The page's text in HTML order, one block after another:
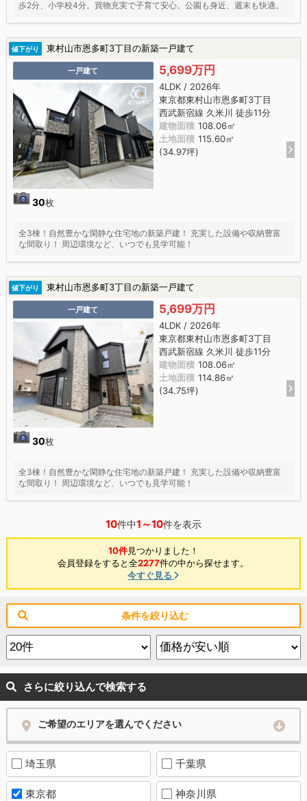
歩2分、小学校4分。買物充実で子育て安心。公園も身近、週末も快適。
値下がり 東村山市恩多町3丁目の新築一戸建て
一戸建て
30枚
5,699万円
4LDK / 2026年
東京都東村山市恩多町3丁目
西武新宿線 久米川 徒歩11分
建物面積 108.06㎡
土地面積 115.60㎡
(34.97坪)
全3棟！自然豊かな閑静な住宅地の新築戸建！ 充実した設備や収納豊富
な間取り！ 周辺環境など、いつでも見学可能！
値下がり 東村山市恩多町3丁目の新築一戸建て
一戸建て
30枚
5,699万円
4LDK / 2026年
東京都東村山市恩多町3丁目
西武新宿線 久米川 徒歩11分
建物面積 108.06㎡
土地面積 114.86㎡
(34.75坪)
全3棟！自然豊かな閑静な住宅地の新築戸建！ 充実した設備や収納豊富
な間取り！ 周辺環境など、いつでも見学可能！
10件中1～10件を表示
10件見つかりました！
会員登録をすると全2277件の中から探せます。
今すぐ見る
条件を絞り込む
さらに絞り込んで検索する
ご希望のエリアを選んでください
埼玉県 千葉県
東京都 神奈川県